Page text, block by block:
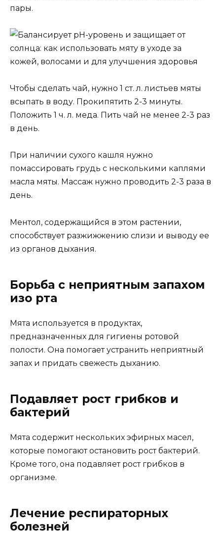
пары.
Чтобы сделать чай, нужно 1 ст. л. листьев мяты
всыпать в воду. Прокипятить 2-3 минуты.
Положить 1 ч. л. меда. Пить чай не менее 2-3 раз
в день.
При наличии сухого кашля нужно
помассировать грудь с несколькими каплями
масла мяты. Массаж нужно проводить 2-3 раза в
день.
Ментол, содержащийся в этом растении,
способствует разжижжению слизи и выводу ее
из органов дыхания.
Борьба с неприятным запахом
изо рта
Мята используется в продуктах,
предназначенных для гигиены ротовой
полости. Она помогает устранить неприятный
запах и придать свежесть дыханию.
Подавляет рост грибков и
бактерий
Мята содержит нескольких эфирных масел,
которые помогают остановить рост бактерий.
Кроме того, она подавляет рост грибков в
организме.
Лечение респираторных
болезней